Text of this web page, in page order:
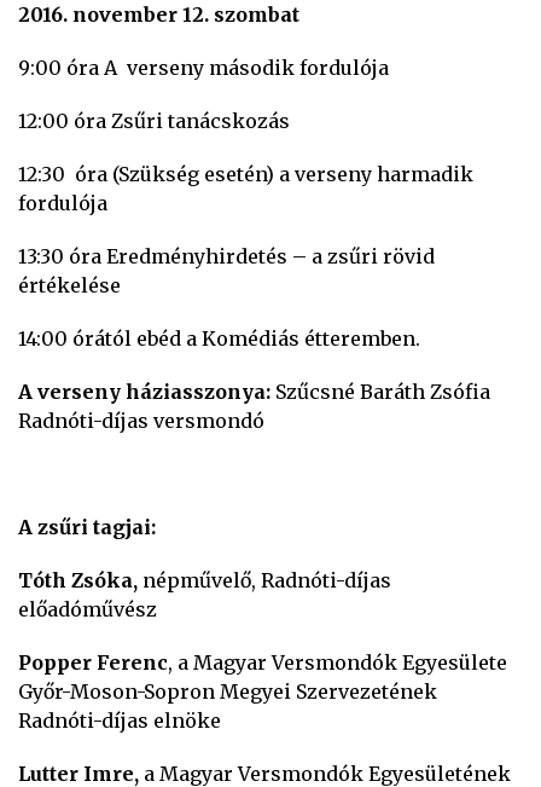
2016. november 12. szombat
9:00 óra A verseny második fordulója
12:00 óra Zsűri tanácskozás
12:30 óra (Szükség esetén) a verseny harmadik
fordulója
13:30 óra Eredményhirdetés – a zsűri rövid
értékelése
14:00 órától ebéd a Komédiás étteremben.
A verseny háziasszonya: Szűcsné Baráth Zsófia
Radnóti-díjas versmondó
A zsűri tagjai:
Tóth Zsóka, népművelő, Radnóti-díjas
előadóművész
Popper Ferenc, a Magyar Versmondók Egyesülete
Győr-Moson-Sopron Megyei Szervezetének
Radnóti-díjas elnöke
Lutter Imre, a Magyar Versmondók Egyesületének